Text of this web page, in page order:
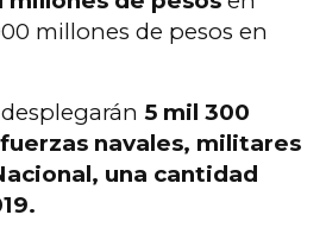
millones de pesos en
5 mil 300
navales, militares
una cantidad